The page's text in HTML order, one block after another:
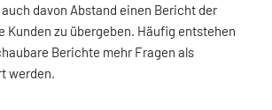
davon Abstand einen Bericht der
Kunden zu übergeben. Häufig entstehen
Berichte mehr Fragen als
werden.